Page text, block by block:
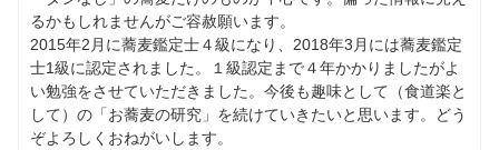
るかもしれませんがご容赦願います。
2015年2月に蕎麦鑑定士４級になり、2018年3月には蕎麦鑑定
士1級に認定されました。１級認定まで４年かかりましたがよ
い勉強をさせていただきました。今後も趣味として（食道楽と
して）の「お蕎麦の研究」を続けていきたいと思います。どう
ぞよろしくおねがいします。